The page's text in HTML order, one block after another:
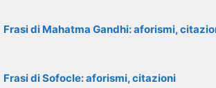
Frasi di Mahatma Gandhi: aforismi,
Frasi di Sofocle: aforismi, citazioni